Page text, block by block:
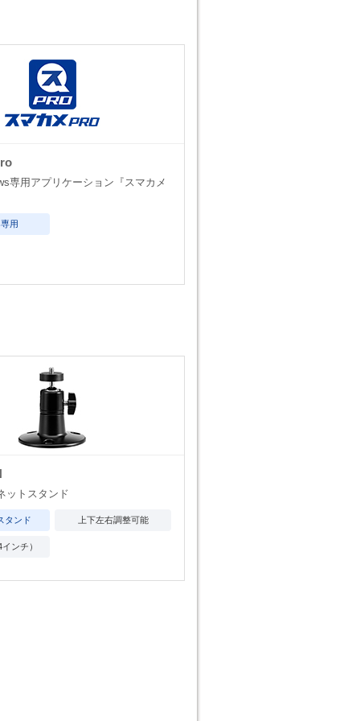
専用アプリケーション『スマカメ
用
ットスタンド
タンド 上下左右調整可能
ンチ）